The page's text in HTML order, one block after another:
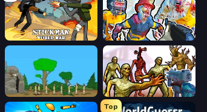
Stickman World War Zombies Shooter: Part 2
Age Of War Monster Shooter Apocalypse
Top